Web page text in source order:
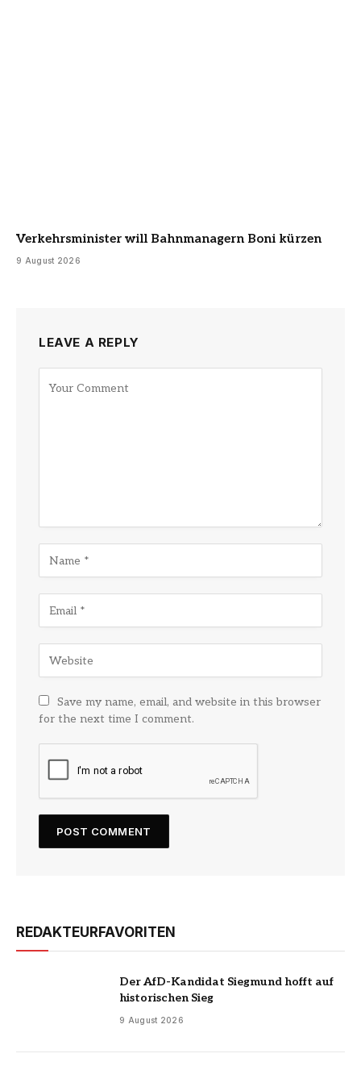
Verkehrsminister will Bahnmanagern Boni kürzen
9 August 2026
LEAVE A REPLY
Save my name, email, and website in this browser
for the next time I comment.
REDAKTEURFAVORITEN
Der AfD-Kandidat Siegmund hofft auf
historischen Sieg
9 August 2026